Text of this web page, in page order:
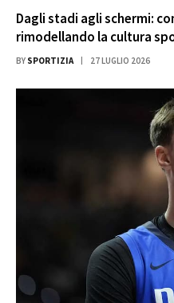
Dagli stadi agli schermi:
rimodellando la cultura
BY SPORTIZIA 27 LUGLIO 2026